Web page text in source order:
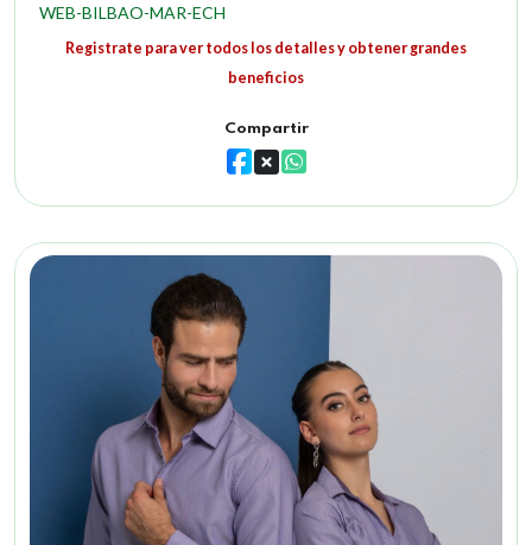
WEB-BILBAO-MAR-ECH
Registrate para ver todos los detalles y obtener grandes
beneficios
Compartir